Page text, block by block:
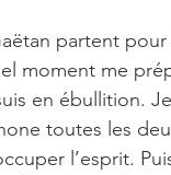
partent
moment me
en ébullition.
toutes les
l’esprit.